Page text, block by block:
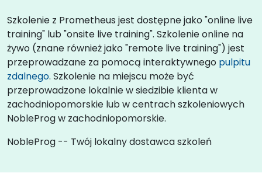
Szkolenie z Prometheus jest dostępne jako "online live
training" lub "onsite live training". Szkolenie online na
żywo (znane również jako "remote live training") jest
przeprowadzane za pomocą interaktywnego pulpitu
zdalnego. Szkolenie na miejscu może być
przeprowadzone lokalnie w siedzibie klienta w
zachodniopomorskie lub w centrach szkoleniowych
NobleProg w zachodniopomorskie.
NobleProg -- Twój lokalny dostawca szkoleń